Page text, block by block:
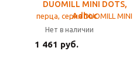
DUOMILL MINI DOTS,
Adhoc
Нет в наличии
1 461 руб.